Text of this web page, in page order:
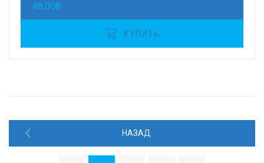
48,00₴
КУПИТЬ
НАЗАД